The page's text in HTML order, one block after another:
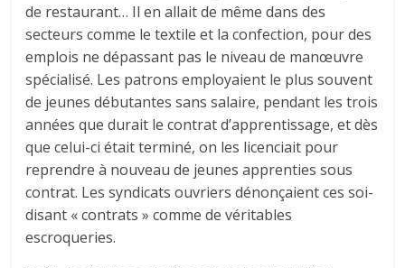
de restaurant… Il en allait de même dans des
secteurs comme le textile et la confection, pour des
emplois ne dépassant pas le niveau de manœuvre
spécialisé. Les patrons employaient le plus souvent
de jeunes débutantes sans salaire, pendant les trois
années que durait le contrat d’apprentissage, et dès
que celui-ci était terminé, on les licenciait pour
reprendre à nouveau de jeunes apprenties sous
contrat. Les syndicats ouvriers dénonçaient ces soi-
disant « contrats » comme de véritables
escroqueries.